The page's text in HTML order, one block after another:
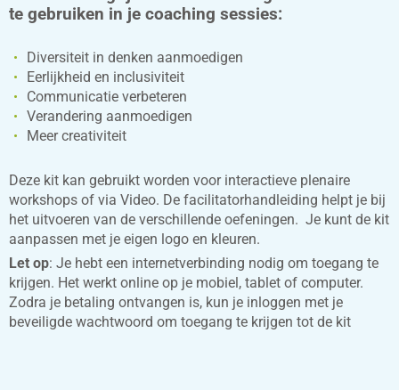
te gebruiken in je coaching sessies:
Diversiteit in denken aanmoedigen
Eerlijkheid en inclusiviteit
Communicatie verbeteren
Verandering aanmoedigen
Meer creativiteit
Deze kit kan gebruikt worden voor interactieve plenaire
workshops of via Video. De facilitatorhandleiding helpt je bij
het uitvoeren van de verschillende oefeningen. Je kunt de kit
aanpassen met je eigen logo en kleuren.
Let op: Je hebt een internetverbinding nodig om toegang te
krijgen. Het werkt online op je mobiel, tablet of computer.
Zodra je betaling ontvangen is, kun je inloggen met je
beveiligde wachtwoord om toegang te krijgen tot de kit